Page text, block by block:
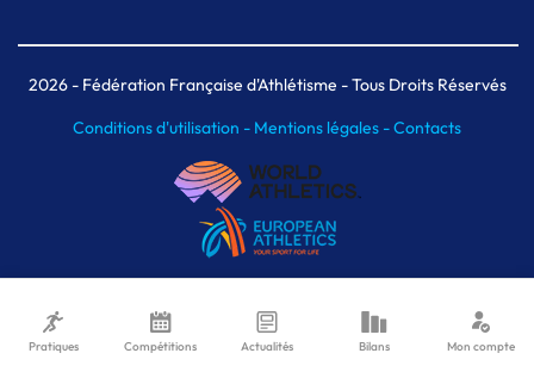
Meeting de Paris indoor
MAIF Ekiden de Paris
2026- Fédération Française d'Athlétisme - Tous Droits Réservés
Conditions d'utilisation - Mentions légales -Contacts
Pratiques Compétitions Actualités Bilans Mon compte